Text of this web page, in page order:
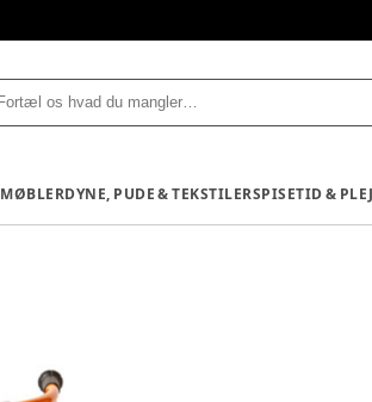
MØBLERDYNE, PUDE & TEKSTILERSPISETID &